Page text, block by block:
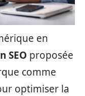
en
SEO proposée
comme
optimiser la